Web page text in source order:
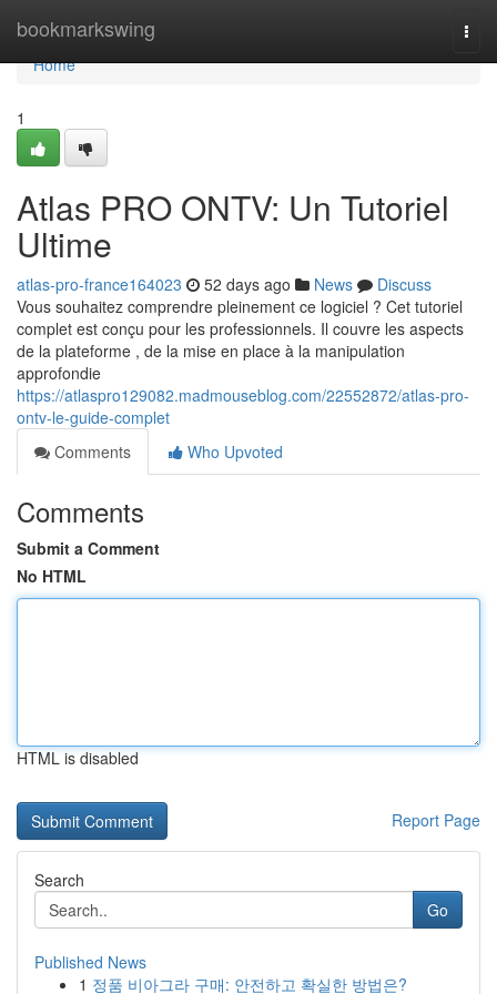
bookmarkswing
Home
Home
1
Atlas PRO ONTV: Un Tutoriel
Ultime
atlas-pro-france164023 52 days ago News
Discuss
Vous souhaitez comprendre pleinement ce logiciel ? Cet tutoriel
complet est conçu pour les professionnels. Il couvre les aspects
de la plateforme , de la mise en place à la manipulation
approfondie
https://atlaspro129082.madmouseblog.com/22552872/atlas-pro-
ontv-le-guide-complet
Comments
Who Upvoted
Comments
Submit a Comment
No HTML
HTML is disabled
Report Page
Search
Go
Published News
1 정품 비아그라 구매: 안전하고 확실한 방법은?